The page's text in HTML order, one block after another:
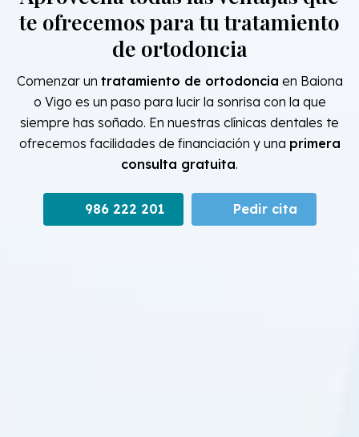
te ofrecemos para tu tratamiento
de ortodoncia
Comenzar un tratamiento de ortodoncia en Baiona
o Vigo es un paso para lucir la sonrisa con la que
siempre has soñado. En nuestras clínicas dentales te
ofrecemos facilidades de financiación y una primera
consulta gratuita.
986 222 201 Pedir cita